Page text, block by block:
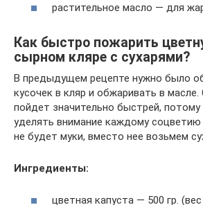
растительное масло — для
Как быстро пожарить
сырном кляре с сухарями?
В предыдущем рецепте нужно было
кусочек в кляр и обжаривать в
пойдет значительно быстрей,
уделять внимание каждому
не будет муки, вместо нее возьмем
Ингредиенты:
цветная капуста — 500 гр.